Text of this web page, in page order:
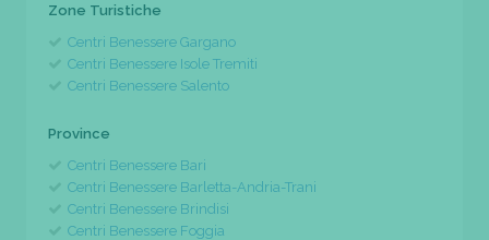
Zone Turistiche
Centri Benessere Gargano
Centri Benessere Isole Tremiti
Centri Benessere Salento
Province
Centri Benessere Bari
Centri Benessere Barletta-Andria-Trani
Centri Benessere Brindisi
Centri Benessere Foggia